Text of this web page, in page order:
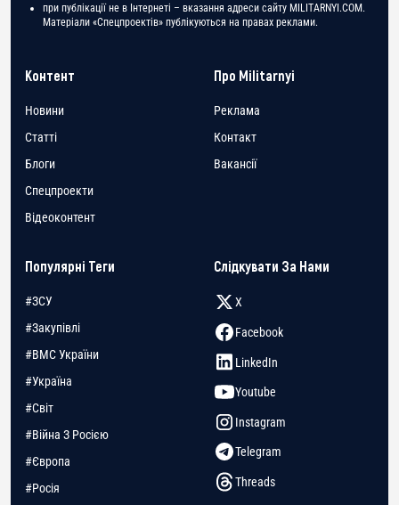
при публікації не в Інтернеті – вказання адреси сайту MILITARNYI.COM.
Матеріали «Спецпроектів» публікуються на правах реклами.
Контент
Новини
Статті
Блоги
Спецпроекти
Відеоконтент
Про Militarnyi
Реклама
Контакт
Вакансії
Популярні Теги
#ЗСУ
#Закупівлі
#ВМС України
#Україна
#Світ
#Війна З Росією
#Європа
#Росія
Слідкувати За Нами
X
Facebook
LinkedIn
Youtube
Instagram
Telegram
Threads